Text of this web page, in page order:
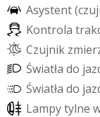
Asystent(czuj
Kontrola trak
Czujnik zmier
Światła do jaz
Światła do jaz
Lampytylne